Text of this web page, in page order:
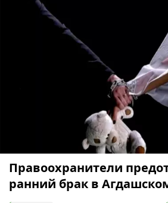
Правоохранители
ранний брак в